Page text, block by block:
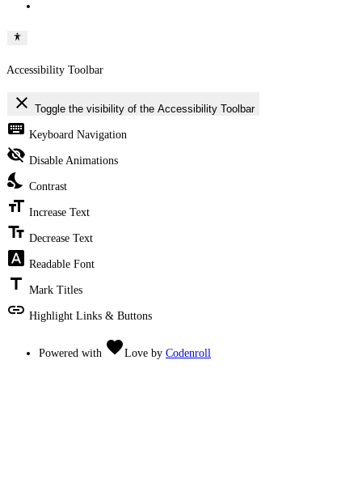
Accessibility Toolbar
close Toggle the visibility of the Accessibility Toolbar
keyboard Keyboard Navigation
visibility_off Disable Animations
nights_stay Contrast
format_size Increase Text
text_fields Decrease Text
font_download Readable Font
title Mark Titles
link Highlight Links & Buttons
Powered with favoriteLove by Codenroll